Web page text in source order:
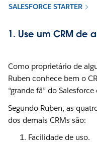
SALESFORCE STARTER
1. Use um CRM
Como proprietário de
Ruben conhece bem o
“grande fã” do
Segundo Ruben, as
dos demais CRMs são:
Facilidade de uso.